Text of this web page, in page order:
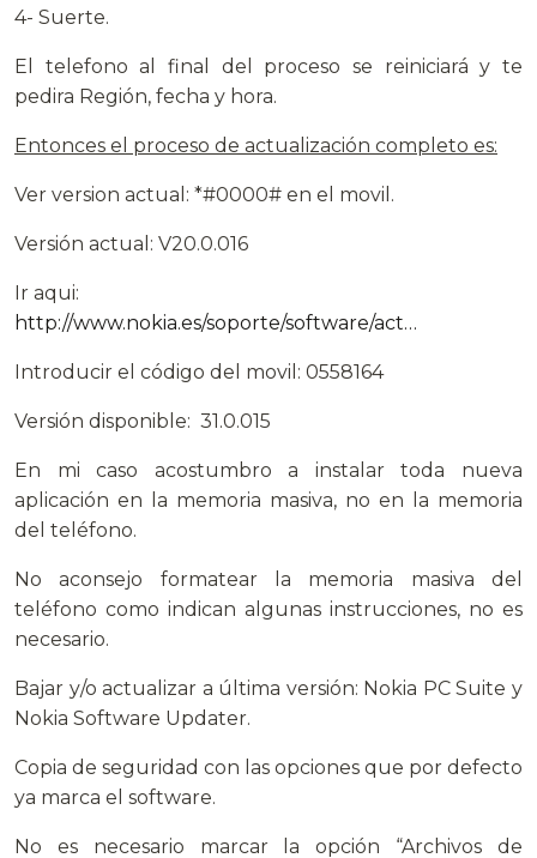
4- Suerte.
El telefono al final del proceso se reiniciará y te
pedira Región, fecha y hora.
Entonces el proceso de actualización completo es:
Ver version actual: *#0000# en el movil.
Versión actual: V20.0.016
Ir aqui:
http://www.nokia.es/soporte/software/act…
Introducir el código del movil: 0558164
Versión disponible: 31.0.015
En mi caso acostumbro a instalar toda nueva
aplicación en la memoria masiva, no en la memoria
del teléfono.
No aconsejo formatear la memoria masiva del
teléfono como indican algunas instrucciones, no es
necesario.
Bajar y/o actualizar a última versión: Nokia PC Suite y
Nokia Software Updater.
Copia de seguridad con las opciones que por defecto
ya marca el software.
No es necesario marcar la opción “Archivos de